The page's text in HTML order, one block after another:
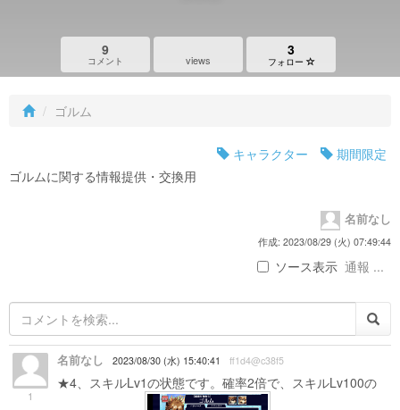
9
コメント views
3
フォロー
ゴルム
キャラクター
期間限定
ゴルムに関する情報提供・交換用
名前なし
作成: 2023/08/29 (火) 07:49:44
ソース表示 通報 ...
1
名前なし 2023/08/30 (水) 15:40:41 ff1d4@c38f5
★4、スキルLv1の状態です。確率2倍で、スキルLv100の